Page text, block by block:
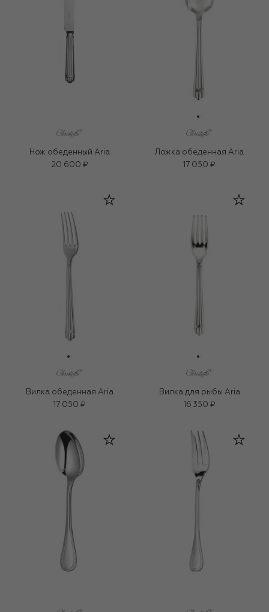
Нож обеденный Aria
20 600 ₽
Ложка обеденная Aria
17 050 ₽
Вилка обеденная Aria
17 050 ₽
Вилка для рыбы Aria
16 350 ₽